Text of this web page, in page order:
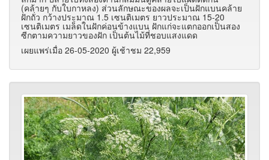
(คล้ายๆ กับใบกาหลง) ส่วนลักษณะของผลจะเป็นฝักแบนคล้าย
ฝักถั่ว กว้างประมาณ 1.5 เซนติเมตร ยาวประมาณ 15-20
เซนติเมตร เมล็ดในฝักค่อนข้างแบน ฝักแก่จะแตกออกเป็นสอง
ซีกตามความยาวของฝัก เป็นต้นไม้ที่ชอบแสงแดด
เผยแพร่เมื่อ 26-05-2020 ผู้เช้าชม 22,959